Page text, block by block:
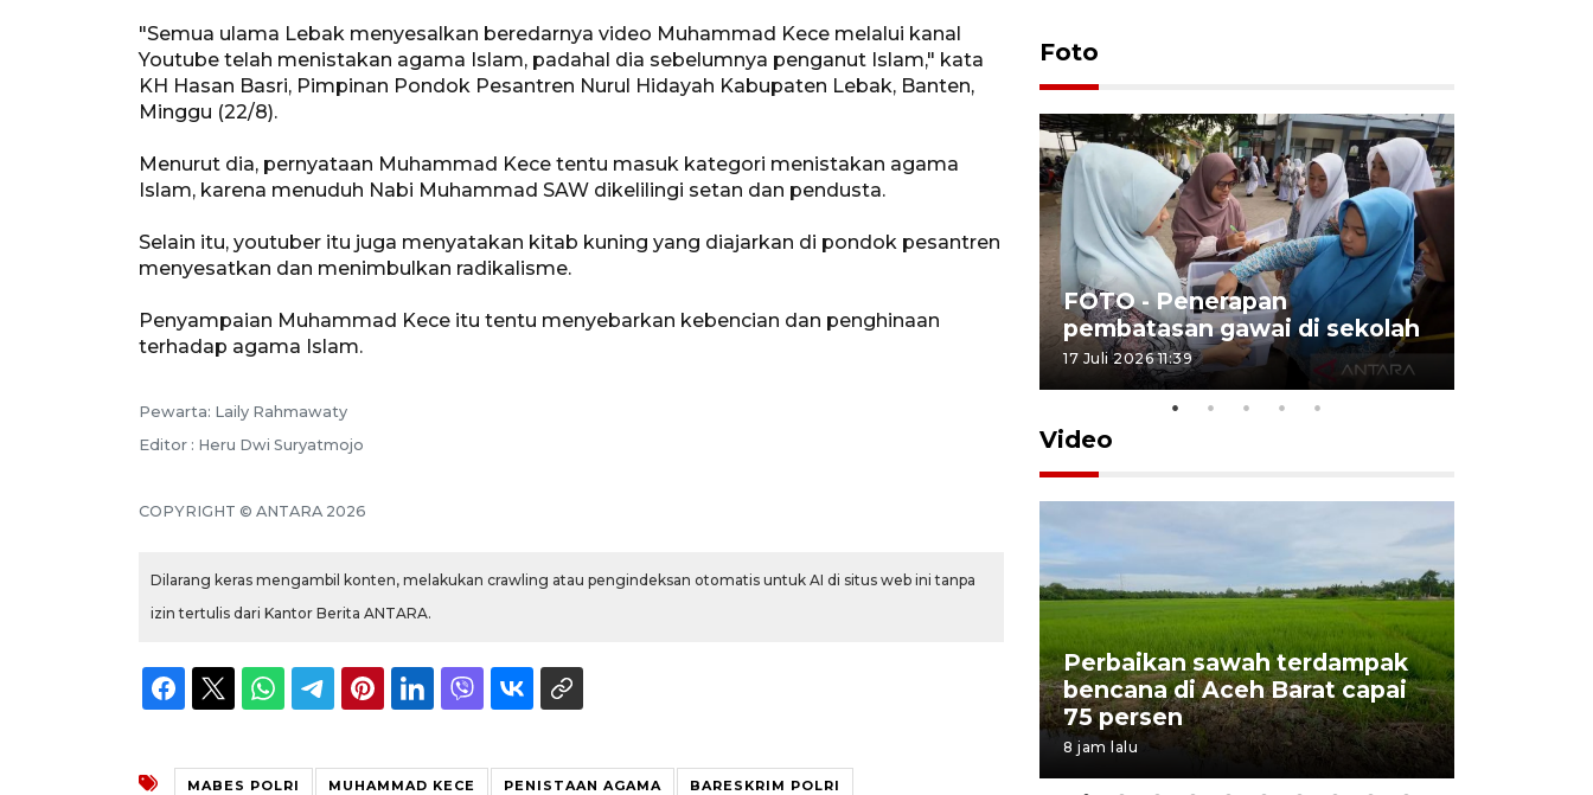
"Semua ulama Lebak menyesalkan beredarnya video Muhammad Kece melalui kanal
Youtube telah menistakan agama Islam, padahal dia sebelumnya penganut Islam," kata
KH Hasan Basri, Pimpinan Pondok Pesantren Nurul Hidayah Kabupaten Lebak, Banten,
Minggu (22/8).
Menurut dia, pernyataan Muhammad Kece tentu masuk kategori menistakan agama
Islam, karena menuduh Nabi Muhammad SAW dikelilingi setan dan pendusta.
Selain itu, youtuber itu juga menyatakan kitab kuning yang diajarkan di pondok pesantren
menyesatkan dan menimbulkan radikalisme.
Penyampaian Muhammad Kece itu tentu menyebarkan kebencian dan penghinaan
terhadap agama Islam.
Pewarta: Laily Rahmawaty
Editor : Heru Dwi Suryatmojo
COPYRIGHT © ANTARA 2026
Dilarang keras mengambil konten, melakukan crawling atau pengindeksan otomatis untuk AI di situs web ini tanpa
izin tertulis dari Kantor Berita ANTARA.
MABES POLRI MUHAMMAD KECE PENISTAAN AGAMA BARESKRIM POLRI
Foto
Sabang meningkat
FOTO - Penerapan
pembatasan gawai di sekolah
17 Juli 2026 11:39
Video
Perbaikan sawah terdampak
bencana di Aceh Barat capai
75 persen
8 jam lalu